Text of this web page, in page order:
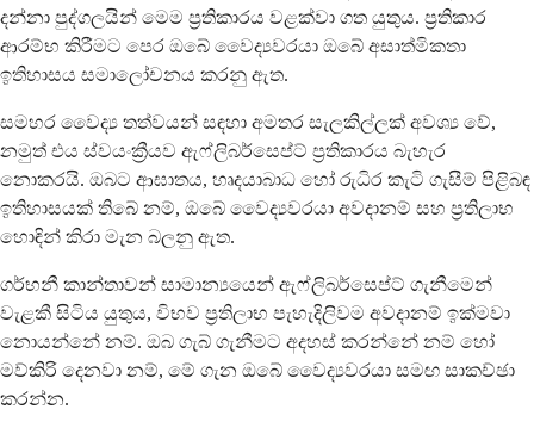
දන්නා පුද්ගලයින් මෙම ප්‍රතිකාරය වළක්වා ගත යුතුය. ප්‍රතිකාර
ආරම්භ කිරීමට පෙර ඔබේ වෛද්‍යවරයා ඔබේ අසාත්මිකතා
ඉතිහාසය සමාලෝචනය කරනු ඇත.
සමහර වෛද්‍ය තත්වයන් සඳහා අමතර සැලකිල්ලක් අවශ්‍ය වේ,
නමුත් එය ස්වයංක්‍රීයව ඇෆ්ලිබර්සෙප්ට් ප්‍රතිකාරය බැහැර
නොකරයි. ඔබට ආඝාතය, හෘදයාබාධ හෝ රුධිර කැටි ගැසීම් පිළිබඳ
ඉතිහාසයක් තිබේ නම්, ඔබේ වෛද්‍යවරයා අවදානම් සහ ප්‍රතිලාභ
හොඳින් කිරා මැන බලනු ඇත.
ගර්භනී කාන්තාවන් සාමාන්‍යයෙන් ඇෆ්ලිබර්සෙප්ට් ගැනීමෙන්
වැළකී සිටිය යුතුය, විභව ප්‍රතිලාභ පැහැදිලිවම අවදානම් ඉක්මවා
නොයන්නේ නම්. ඔබ ගැබ් ගැනීමට අදහස් කරන්නේ නම් හෝ
මව්කිරි දෙනවා නම්, මේ ගැන ඔබේ වෛද්‍යවරයා සමඟ සාකච්ඡා
කරන්න.